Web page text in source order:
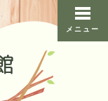
メニュー